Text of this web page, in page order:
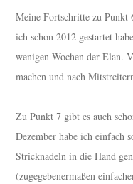
Meine Fortschritte zu Punkt
ich schon 2012 gestartet
wenigen Wochen der Elan.
machen und nach
Zu Punkt 7 gibt es auch
Dezember habe ich einfach
Stricknadeln in die Hand
(zugegebenermaßen